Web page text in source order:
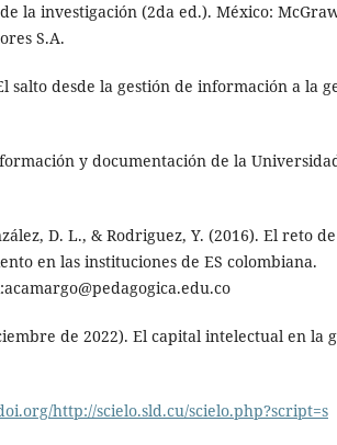
la investigación (2da ed.). México:
S.A.
salto desde la gestión de información a la
y documentación de la
D. L., & Rodriguez, Y. (2016). El reto
en las instituciones de ES colombiana.
de 2022). El capital intelectual en la
http://scielo.sld.cu/scielo.php?script=s